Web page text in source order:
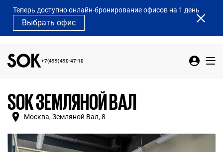
Теперь доступно онлайн-бронирование офисов на 1 день
Выбрать офис
+7(499)490-47-10
SOK ЗЕМЛЯНОЙ ВАЛ
Москва, Земляной Вал, 8